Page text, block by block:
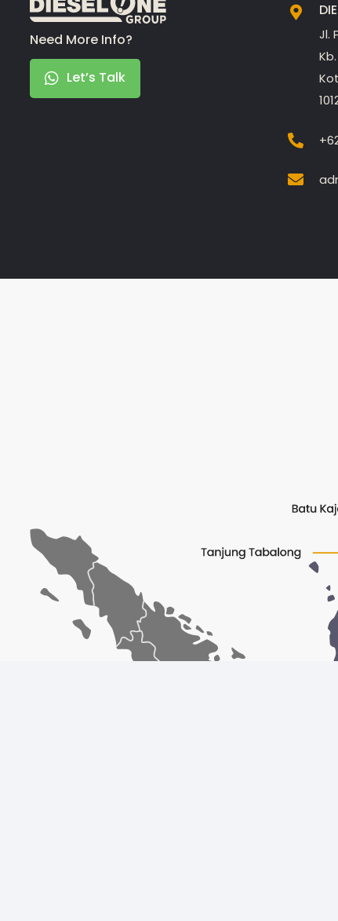
Need More Info?
Let’s Talk
Jl.